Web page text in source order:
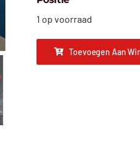
1 op voorraad
Toevoegen Aan